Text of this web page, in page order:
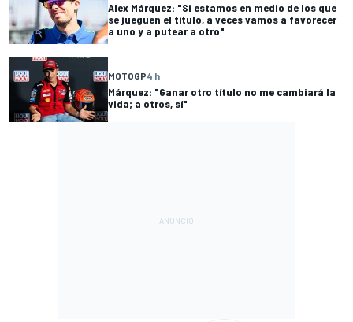
Alex Márquez: "Si estamos en medio de los que
se jueguen el título, a veces vamos a favorecer
a uno y a putear a otro"
MOTOGP4 h
Márquez: "Ganar otro título no me cambiará la
vida; a otros, sí"